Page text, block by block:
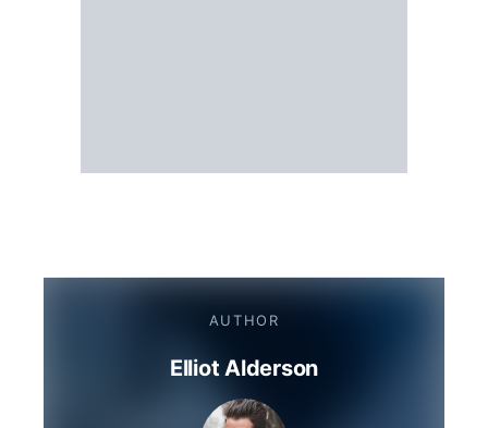
AUTHOR
Elliot Alderson